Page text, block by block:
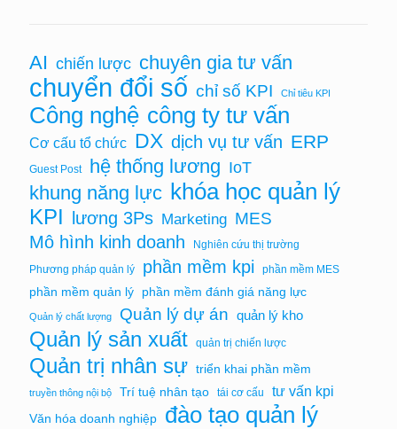
AI chiến lược chuyên gia tư vấn
chuyển đổi số chỉ số KPI Chỉ tiêu KPI
Công nghệ công ty tư vấn
Cơ cấu tổ chức DX dịch vụ tư vấn ERP
Guest Post hệ thống lương IoT
khung năng lực khóa học quản lý
KPI lương 3Ps Marketing MES
Mô hình kinh doanh
Nghiên cứu thị trường
Phương pháp quản lý
phần mềm kpi phần mềm MES
phần mềm quản lý phần mềm đánh giá năng lực
Quản lý chất lượng Quản lý dự án quản lý kho
Quản lý sản xuất quản trị chiến lược
Quản trị nhân sự triển khai phần mềm
truyền thông nội bộ Trí tuệ nhân tạo tái cơ cấu tư vấn kpi
Văn hóa doanh nghiệp đào tạo quản lý